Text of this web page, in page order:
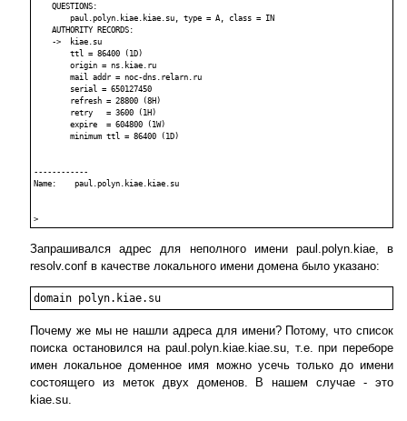
    QUESTIONS:
        paul.polyn.kiae.kiae.su, type = A, class = IN
    AUTHORITY RECORDS:
    ->  kiae.su
        ttl = 86400 (1D)
        origin = ns.kiae.ru
        mail addr = noc-dns.relarn.ru
        serial = 650127450
        refresh = 28800 (8H)
        retry   = 3600 (1H)
        expire  = 604800 (1W)
        minimum ttl = 86400 (1D)
------------
Name:    paul.polyn.kiae.kiae.su
Запрашивался адрес для неполного имени paul.polyn.kiae, в
resolv.conf в качестве локального имени домена было указано:
Почему же мы не нашли адреса для имени? Потому, что список
поиска остановился на paul.polyn.kiae.kiae.su, т.е. при переборе
имен локальное доменное имя можно усечь только до имени
состоящего из меток двух доменов. В нашем случае - это
kiae.su.